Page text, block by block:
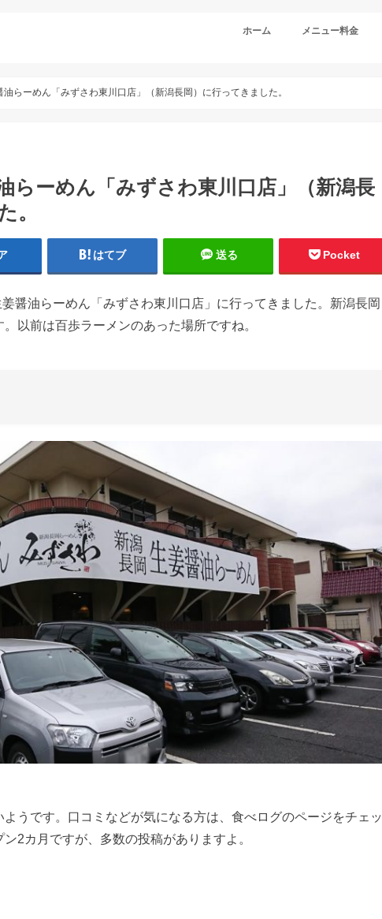
ホーム メニュー料金
油らーめん「みずさわ東川口店」（新潟長岡）に行ってきました。
らーめん「みずさわ東川口店」（新潟長
。
はてブ 送る Pocket
醤油らーめん「みずさわ東川口店」に行ってきました。新潟長岡
以前は百歩ラーメンのあった場所ですね。
うです。口コミなどが気になる方は、食べログのページをチェッ
2カ月ですが、多数の投稿がありますよ。